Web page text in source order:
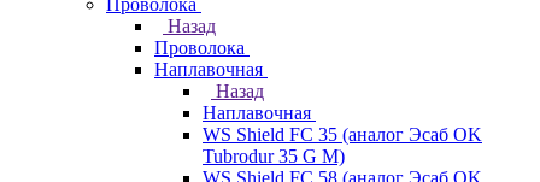
Проволока
Назад
Проволока
Наплавочная
Назад
Наплавочная
WS Shield FC 35 (аналог Эсаб OK
Tubrodur 35 G M)
WS Shield FC 58 (аналог Эсаб OK